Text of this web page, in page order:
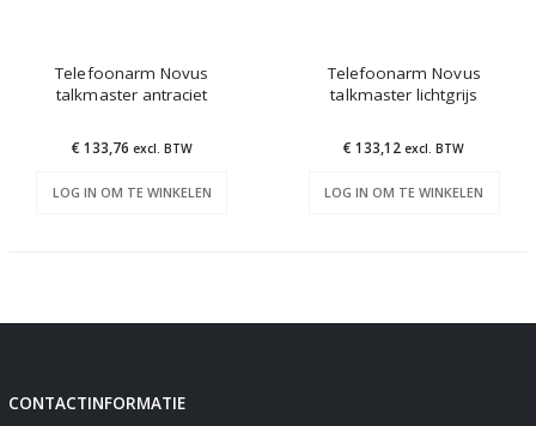
Telefoonarm Novus
talkmaster antraciet
€ 133,76 excl. BTW
LOG IN OM TE WINKELEN
Telefoonarm Novus
talkmaster lichtgrijs
€ 133,12excl. BTW
LOG IN OM TE WINKELEN
CONTACTINFORMATIE